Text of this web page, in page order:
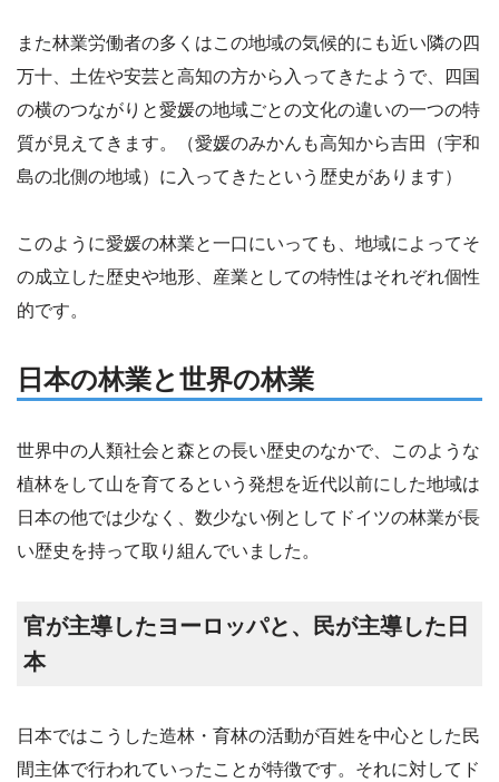
また林業労働者の多くはこの地域の気候的にも近い隣の四
万十、土佐や安芸と高知の方から入ってきたようで、四国
の横のつながりと愛媛の地域ごとの文化の違いの一つの特
質が見えてきます。（愛媛のみかんも高知から吉田（宇和
島の北側の地域）に入ってきたという歴史があります）
このように愛媛の林業と一口にいっても、地域によってそ
の成立した歴史や地形、産業としての特性はそれぞれ個性
的です。
日本の林業と世界の林業
世界中の人類社会と森との長い歴史のなかで、このような
植林をして山を育てるという発想を近代以前にした地域は
日本の他では少なく、数少ない例としてドイツの林業が長
い歴史を持って取り組んでいました。
官が主導したヨーロッパと、民が主導した日
本
日本ではこうした造林・育林の活動が百姓を中心とした民
間主体で行われていったことが特徴です。それに対してド